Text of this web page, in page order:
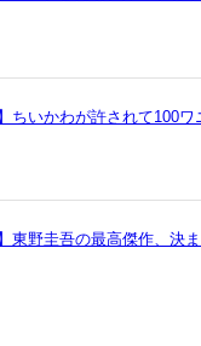
】ちいかわが許されて100
東野圭吾の最高傑作、決